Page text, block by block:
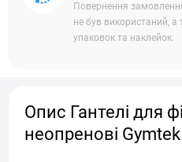
Повернення
не був використаний,
упаковок та наклейок.
Опис Гантелі для
неопренові